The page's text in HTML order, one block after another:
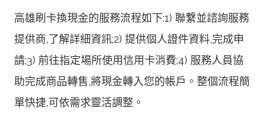
高雄刷卡換現金的服務流程如下:1) 聯繫並諮詢服務
提供商,了解詳細資訊;2) 提供個人證件資料,完成申
請;3) 前往指定場所使用信用卡消費;4) 服務人員協
助完成商品轉售,將現金轉入您的帳戶。整個流程簡
單快捷,可依需求靈活調整。